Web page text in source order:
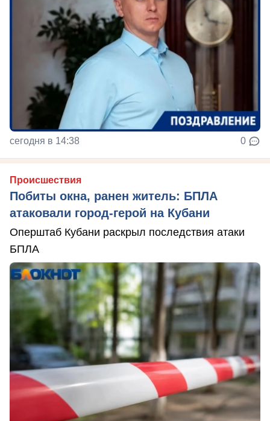
сегодня в 14:38 0
Происшествия
Побиты окна, ранен житель: БПЛА
атаковали город-герой на Кубани
Оперштаб Кубани раскрыл последствия атаки
БПЛА